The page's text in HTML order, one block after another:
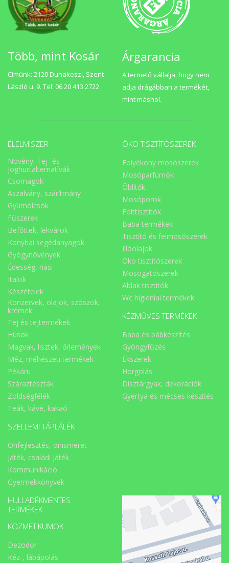
Több, mint Kosár
Címünk: 2120 Dunakeszi, Szent
László u. 9. Tel: 06 20 413 2722
Árgarancia
A termelő vállalja, hogy nem
adja drágábban a termékét,
mint máshol.
ÉLELMISZER
Növényi Tej- és
Joghurtalternatívák
Csomagok
Aszalvány, szárítmány
Gyümölcsök
Fűszerek
Befőttek, lekvárok
Konyhai segédanyagok
Gyógynövények
Édesség, nasi
Italok
Készételek
Konzervek, olajok, szószok,
krémek
Tej és tejtermékek
Húsok
Magvak, lisztek, őrlemények
Méz, méhészeti termékek
Pékáru
Száraztészták
Zöldségfélék
Teák, kávé, kakaó
SZELLEMI TÁPLÁLÉK
Önfejlesztés, önismeret
Játék, családi játék
Kommunikáció
Gyermekkönyvek
ÖKO TISZTÍTÓSZEREK
Folyékony mosószerek
Mosóparfümök
Öblítők
Mosóporok
Folttisztítók
Baba termékek
Tisztító és felmosószerek
Illóolajok
Öko tisztítószerek
Mosogatószerek
Ablak tisztítók
Wc higiéniai termékek
KÉZMŰVES TERMÉKEK
Baba és bábkészítés
Gyöngyfűzés
Ékszerek
Horgolás
Dísztárgyak, dekorációk
Gyertya és mécses készítés
HULLADÉKMENTES
TERMÉKEK
KOZMETIKUMOK
Dezodor
Kéz-, lábápolás